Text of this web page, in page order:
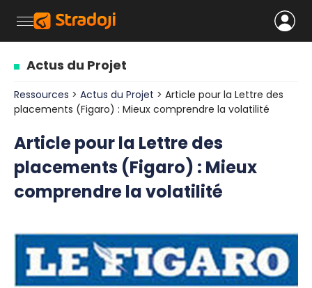
Actus du Projet
Ressources > Actus du Projet > Article pour la Lettre des
placements (Figaro) : Mieux comprendre la volatilité
Article pour la Lettre des
placements (Figaro) : Mieux
comprendre la volatilité